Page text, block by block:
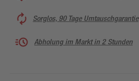
Sorglos, 90 Tage Umtauschgarantie
Abholung im Markt in 2 Stunden